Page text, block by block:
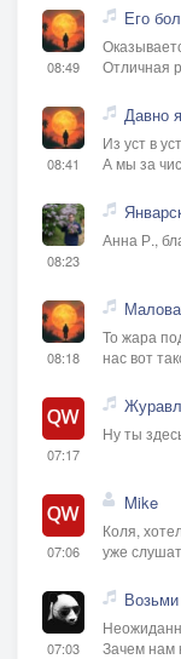
08:49
Его
Отличная
08:41
Давно
Из уст в
А мы за
08:23
Анна Р.,
08:18
То жара
нас вот
07:17
Ну ты
07:06
Mike
Коля,
уже
07:03
Зачем нам